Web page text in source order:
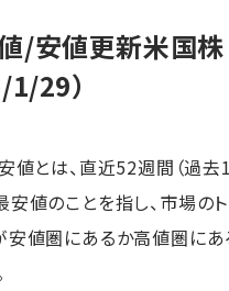
/安値更新米国株
1/29）
値とは、直近52週間（過去
安値のことを指し、市場の
安値圏にあるか高値圏にあ